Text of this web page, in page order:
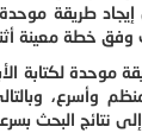
طريقة موحدة
خطة معينة
موحدة لكتابة
وأسرع،
نتائج البحث